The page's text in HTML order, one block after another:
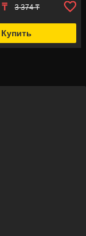
₸ 3 374 ₸
Купить